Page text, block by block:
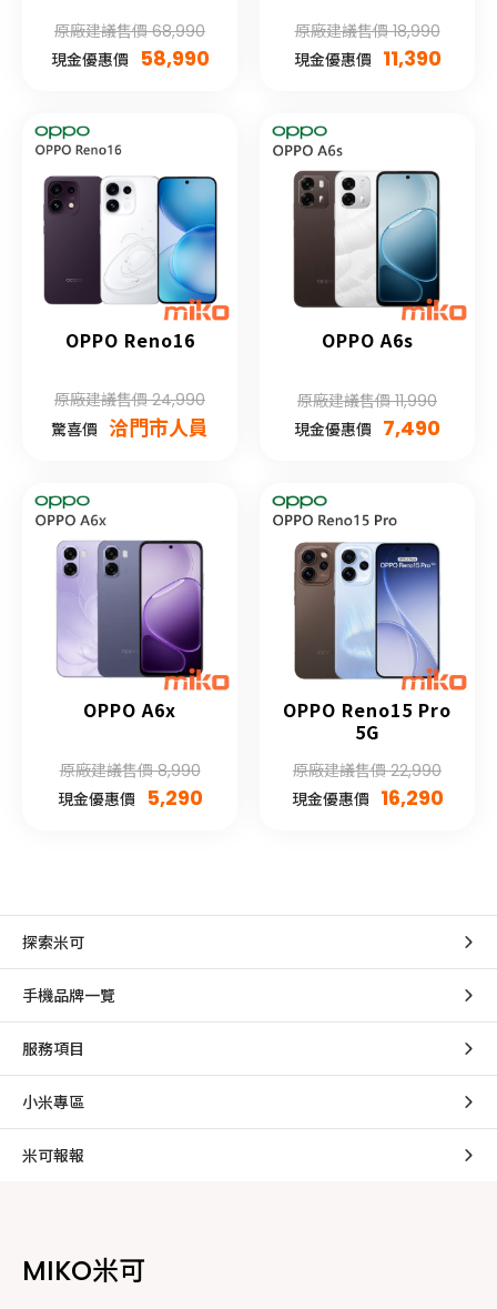
原廠建議售價 68,990
現金優惠價
58,990
原廠建議售價 18,990
現金優惠價 11,390
OPPO Reno16
原廠建議售價 24,990
驚喜價 洽門市人員
OPPO A6s
原廠建議售價 11,990
現金優惠價 7,490
OPPO A6x
原廠建議售價 8,990
現金優惠價
5,290
OPPO Reno15 Pro
5G
原廠建議售價 22,990
現金優惠價 16,290
探索米可
手機品牌一覽
服務項目
小米專區
米可報報
MIKO米可